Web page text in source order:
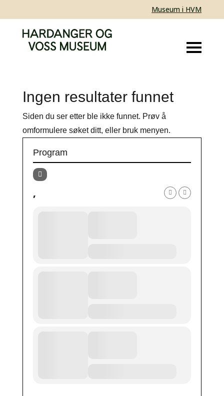
Museum i HVM
Ingen resultater funnet
Siden du ser etter ble ikke funnet. Prøv å
omformulere søket ditt, eller bruk menyen.
Program
,